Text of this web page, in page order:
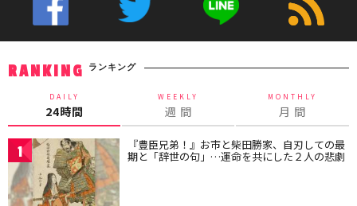
RANKING ランキング
DAILY
24時間
WEEKLY
週 間
MONTHLY
月 間
1 『豊臣兄弟！』お市と柴田勝家、自刃しての最
期と「辞世の句」…運命を共にした２人の悲劇